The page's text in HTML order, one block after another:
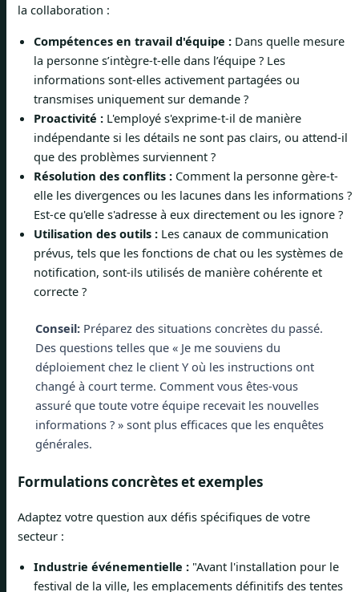
la collaboration :
Compétences en travail d'équipe : Dans quelle mesure
la personne s’intègre-t-elle dans l’équipe ? Les
informations sont-elles activement partagées ou
transmises uniquement sur demande ?
Proactivité : L'employé s'exprime-t-il de manière
indépendante si les détails ne sont pas clairs, ou attend-il
que des problèmes surviennent ?
Résolution des conflits : Comment la personne gère-t-
elle les divergences ou les lacunes dans les informations ?
Est-ce qu'elle s'adresse à eux directement ou les ignore ?
Utilisation des outils : Les canaux de communication
prévus, tels que les fonctions de chat ou les systèmes de
notification, sont-ils utilisés de manière cohérente et
correcte ?
Conseil:Préparez des situations concrètes du passé.
Des questions telles que « Je me souviens du
déploiement chez le client Y où les instructions ont
changé à court terme. Comment vous êtes-vous
assuré que toute votre équipe recevait les nouvelles
informations ? » sont plus efficaces que les enquêtes
générales.
Formulations concrètes et exemples
Adaptez votre question aux défis spécifiques de votre
secteur :
Industrie événementielle : "Avant l'installation pour le
festival de la ville, les emplacements définitifs des tentes